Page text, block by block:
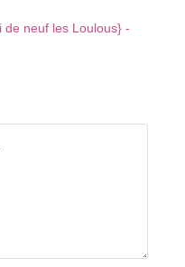
de neuf les Loulous} -